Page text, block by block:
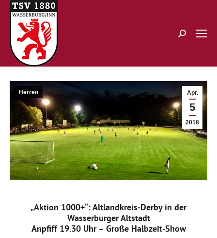
Search:
Apr.
5
2018
Herren
„Aktion 1000+“: Altlandkreis-Derby in der
Wasserburger Altstadt
Anpfiff 19.30 Uhr – Große Halbzeit-Show